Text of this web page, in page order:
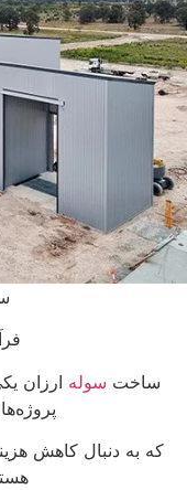
ساختسولهارزان
که به دنبال کاهش